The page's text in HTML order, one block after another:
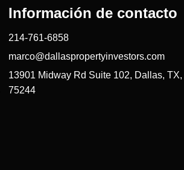
Información de contacto
214-761-6858
marco@dallaspropertyinvestors.com
13901 Midway Rd Suite 102, Dallas, TX,
75244